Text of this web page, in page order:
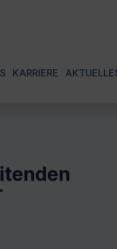
KARRIERE